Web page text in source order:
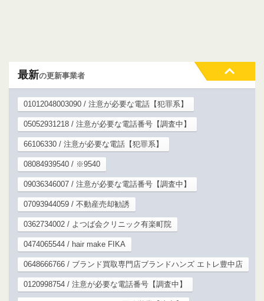
最新の更新事業者
01012048003090 / 注意が必要な電話【犯罪系】
05052931218 / 注意が必要な電話番号【調査中】
66106330 / 注意が必要な電話【犯罪系】
08084939540 / ※9540
09036346007 / 注意が必要な電話番号【調査中】
07093944059 / 不動産売却勧誘
0362734002 / よつば会クリニック有楽町院
0474065544 / hair make FIKA
0648666766 / ブランド買取専門店ブランドハンズ エトレ豊中店
0120998754 / 注意が必要な電話番号【調査中】